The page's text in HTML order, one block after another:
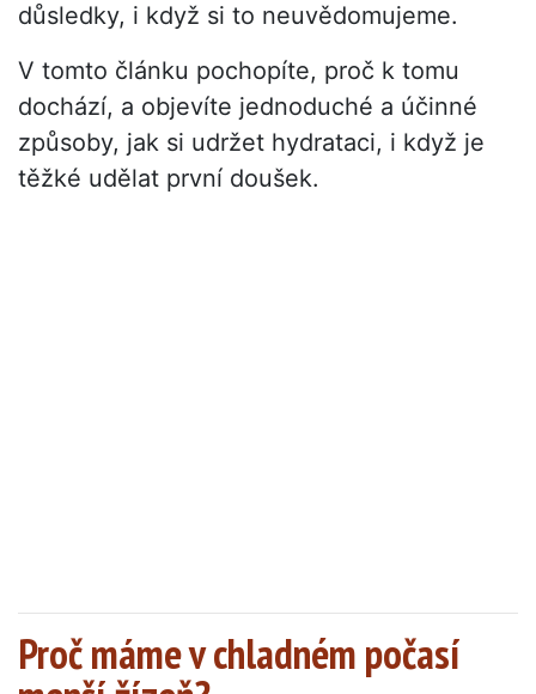
důsledky, i když si to neuvědomujeme.
V tomto článku pochopíte, proč k tomu
dochází, a objevíte jednoduché a účinné
způsoby, jak si udržet hydrataci, i když je
těžké udělat první doušek.
Proč máme v chladném počasí